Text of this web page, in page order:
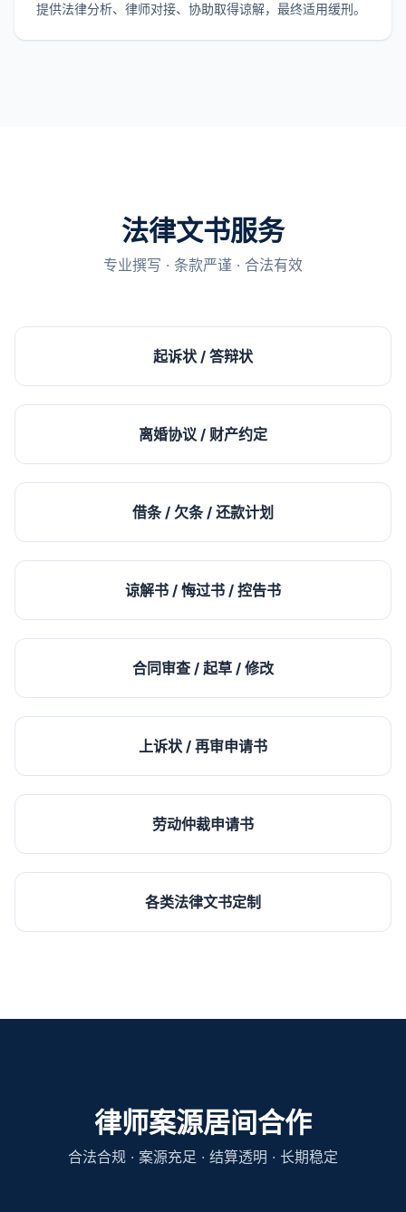
提供法律分析、律师对接、协助取得谅解，最终适用缓刑。
法律文书服务
专业撰写 · 条款严谨 · 合法有效
起诉状 / 答辩状
离婚协议 / 财产约定
借条 / 欠条 / 还款计划
谅解书 / 悔过书 / 控告书
合同审查 / 起草 / 修改
上诉状 / 再审申请书
劳动仲裁申请书
各类法律文书定制
律师案源居间合作
合法合规 · 案源充足 · 结算透明 · 长期稳定